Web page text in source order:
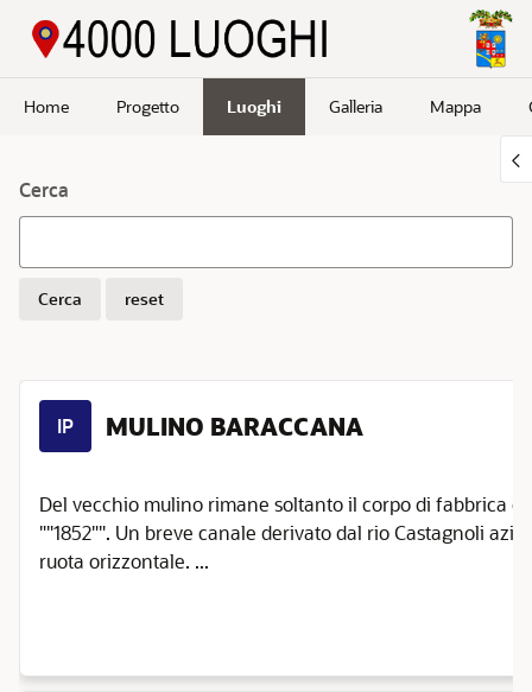
Home Progetto Luoghi Galleria Mappa
Cerca
Cerca reset
IP MULINO BARACCANA
Del vecchio mulino rimane soltanto il corpo di fabbrica
""1852"". Un breve canale derivato dal rio Castagnoli
ruota orizzontale. ...